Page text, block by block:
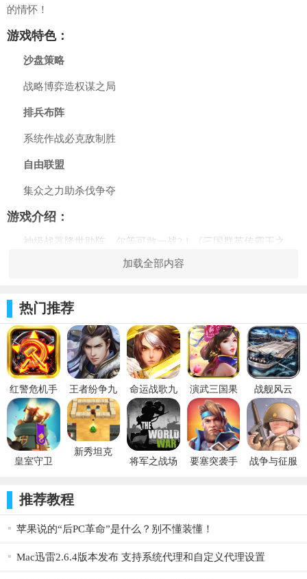
的情怀！
游戏特色：
沙盘策略
战略博弈造权谋之局
排兵布阵
系统作战必克敌制胜
自由联盟
集众之力助杀伐争夺
游戏介绍：
神级战器降世助阵，尔等可敢一战?！《三国群英传霸王之
业》手握神武破势而来！十八般兵器助君平定乱世，全新的神铸
有冲锋破阵！青州兵、陷阵营、虎豹骑，强大势力多种阵型，唯
有主公当先、兄弟结义，方可荣耀天赐横扫中原！更有超多联盟
福利，完成任务拿元宝，每周还能抽大奖.
更新日志：
1、 三国重现，精美实景还原壮美河山；
2、 多重策略，奇谋战略助你步步为营；
3、 名将集结，排兵布阵打造霸王之师；
4、 众人齐心，血战激斗征服天下枭雄。
腾牛网三国群英传霸王之业手游推荐大全：
三国群英传霸王之业手游专区大全：
加载全部内容
热门推荐
红警危机手
游九游版
王者纷争九
游版
命运战歌九
游版
演武三国果
盘版
战舰风云
皇室守卫
新秀坦克
将军之战场
要塞突袭手
战争与征服
推荐教程
苹果说的“后PC革命”是什么？别不懂装懂！
Mac迅雷2.6.4版本发布 支持系统代理和自定义代理设置